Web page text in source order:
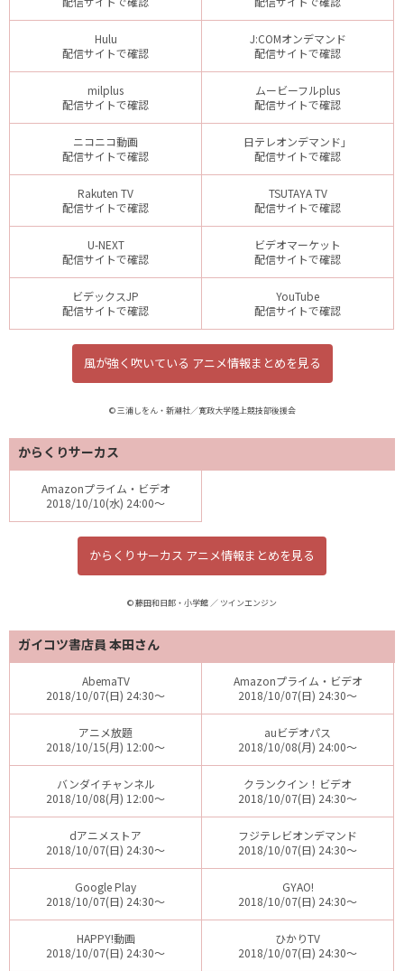
Hulu
配信サイトで確認
J:COMオンデマンド
配信サイトで確認
milplus
配信サイトで確認
ムービーフルplus
配信サイトで確認
ニコニコ動画
配信サイトで確認
日テレオンデマンド」
配信サイトで確認
Rakuten TV
配信サイトで確認
TSUTAYA TV
配信サイトで確認
U-NEXT
配信サイトで確認
ビデオマーケット
配信サイトで確認
ビデックスJP
配信サイトで確認
YouTube
配信サイトで確認
風が強く吹いている アニメ情報まとめを見る
© 三浦しをん・新潮社／寛政大学陸上競技部後援会
からくりサーカス
Amazonプライム・ビデオ
2018/10/10(水) 24:00～
からくりサーカス アニメ情報まとめを見る
© 藤田和日郎・小学館 ／ ツインエンジン
ガイコツ書店員 本田さん
AbemaTV
2018/10/07(日) 24:30～
Amazonプライム・ビデオ
2018/10/07(日) 24:30～
アニメ放題
2018/10/15(月) 12:00～
auビデオパス
2018/10/08(月) 24:00～
バンダイチャンネル
2018/10/08(月) 12:00～
クランクイン！ビデオ
2018/10/07(日) 24:30～
dアニメストア
2018/10/07(日) 24:30～
フジテレビオンデマンド
2018/10/07(日) 24:30～
Google Play
2018/10/07(日) 24:30～
GYAO!
2018/10/07(日) 24:30～
HAPPY!動画
2018/10/07(日) 24:30～
ひかりTV
2018/10/07(日) 24:30～